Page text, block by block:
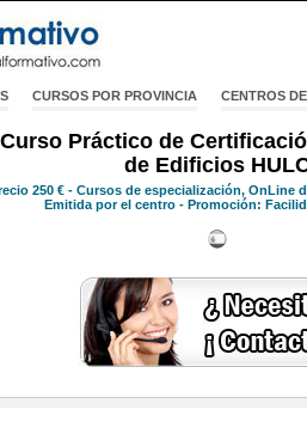
CURSOS POR PROVINCIA CENTROS
Curso Práctico de
de Edificios
250 € - Cursos de especialización, OnLine
Emitida por el centro - Promoción: